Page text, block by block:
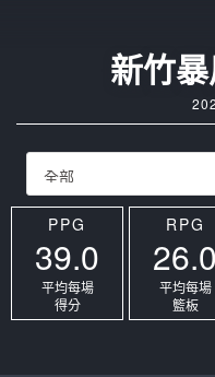
新竹
PPG
39.0
平均每場
得分
RPG
26.0
平均每場
籃板